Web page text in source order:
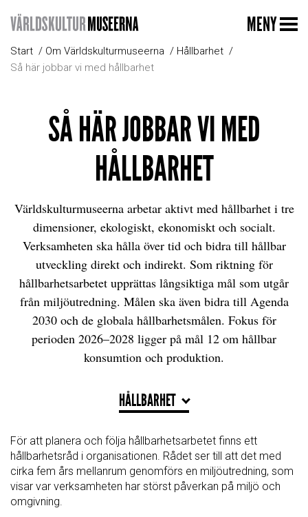
MENY
Start Om Världskulturmuseerna
Hållbarhet
Så här jobbar vi med hållbarhet
SÅ HÄR JOBBAR VI MED
HÅLLBARHET
Världskulturmuseerna arbetar aktivt med hållbarhet i tre
dimensioner, ekologiskt, ekonomiskt och socialt.
Verksamheten ska hålla över tid och bidra till hållbar
utveckling direkt och indirekt. Som riktning för
hållbarhetsarbetet upprättas långsiktiga mål som utgår
från miljöutredning. Målen ska även bidra till Agenda
2030 och de globala hållbarhetsmålen. Fokus för
perioden 2026–2028 ligger på mål 12 om hållbar
konsumtion och produktion.
HÅLLBARHET
För att planera och följa hållbarhetsarbetet finns ett
hållbarhetsråd i organisationen. Rådet ser till att det med
cirka fem års mellanrum genomförs en miljöutredning, som
visar var verksamheten har störst påverkan på miljö och
omgivning.